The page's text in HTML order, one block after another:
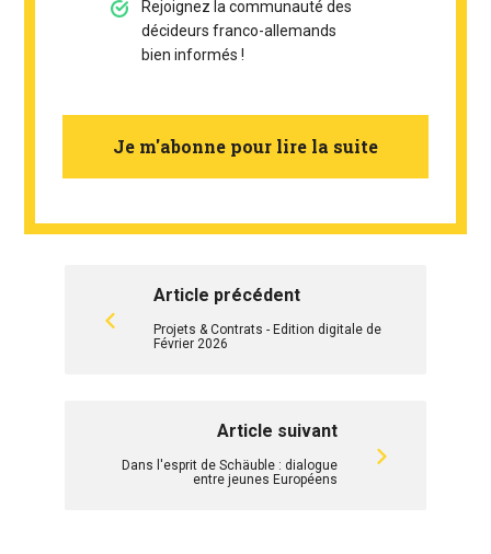
Rejoignez la communauté des
décideurs franco-allemands
bien informés !
Je m'abonne pour lire la suite
Article précédent
Projets & Contrats - Edition digitale de
Février 2026
Article suivant
Dans l'esprit de Schäuble : dialogue
entre jeunes Européens